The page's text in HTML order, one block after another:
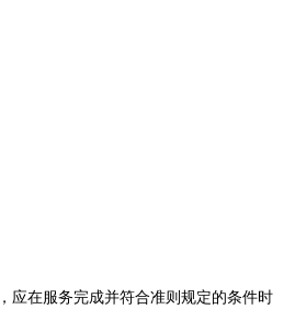
应在服务完成并符合准则规定的条件时